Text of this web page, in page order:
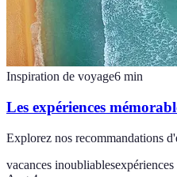
Inspiration de voyage6 min
Les expériences
Explorez nos recommandations
vacances inoubliables